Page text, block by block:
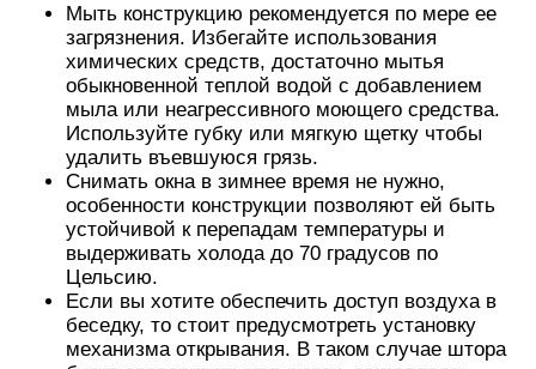
Мыть конструкцию рекомендуется по мере ее
загрязнения. Избегайте использования
химических средств, достаточно мытья
обыкновенной теплой водой с добавлением
мыла или неагрессивного моющего средства.
Используйте губку или мягкую щетку чтобы
удалить въевшуюся грязь.
Снимать окна в зимнее время не нужно,
особенности конструкции позволяют ей быть
устойчивой к перепадам температуры и
выдерживать холода до 70 градусов по
Цельсию.
Если вы хотите обеспечить доступ воздуха в
беседку, то стоит предусмотреть установку
механизма открывания. В таком случае штора